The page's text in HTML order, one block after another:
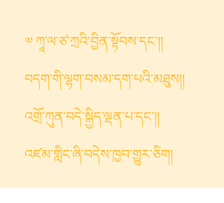
༧ ཀཱ་ལ་ཙ་ཀྲའི་བྱིན་སྟོབས་དང་།།
བདག་གི་ལྷག་བསམ་དག་པའི་མཐུས།།
འགྲོ་ཀུན་བདེ་སྐྱིད་ལྡན་པ་དང་།།
འཛམ་གླིང་ཞི་བདེས་ཁྱབ་གྱུར་ཅིག།